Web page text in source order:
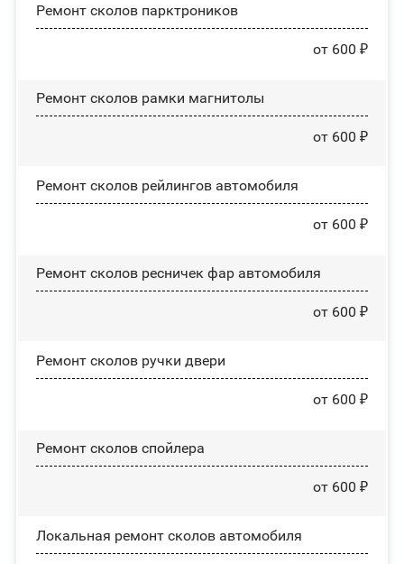
Ремонт сколов парктроников
от 600 ₽
Ремонт сколов рамки магнитолы
от 600 ₽
Ремонт сколов рейлингов автомобиля
от 600 ₽
Ремонт сколов ресничек фар автомобиля
от 600 ₽
Ремонт сколов ручки двери
от 600 ₽
Ремонт сколов спойлера
от 600 ₽
Локальная ремонт сколов автомобиля